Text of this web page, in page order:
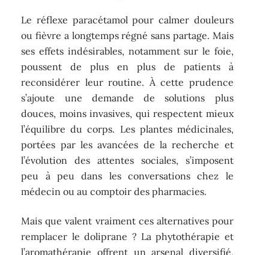
Le réflexe paracétamol pour calmer douleurs
ou fièvre a longtemps régné sans partage. Mais
ses effets indésirables, notamment sur le foie,
poussent de plus en plus de patients à
reconsidérer leur routine. À cette prudence
s’ajoute une demande de solutions plus
douces, moins invasives, qui respectent mieux
l’équilibre du corps. Les plantes médicinales,
portées par les avancées de la recherche et
l’évolution des attentes sociales, s’imposent
peu à peu dans les conversations chez le
médecin ou au comptoir des pharmacies.
Mais que valent vraiment ces alternatives pour
remplacer le doliprane ? La phytothérapie et
l’aromathérapie offrent un arsenal diversifié,